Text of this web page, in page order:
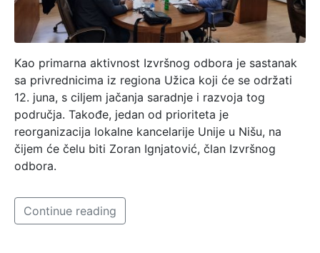
Kao primarna aktivnost Izvršnog odbora je sastanak
sa privrednicima iz regiona Užica koji će se održati
12. juna, s ciljem jačanja saradnje i razvoja tog
područja. Takođe, jedan od prioriteta je
reorganizacija lokalne kancelarije Unije u Nišu, na
čijem će čelu biti Zoran Ignjatović, član Izvršnog
odbora.
Continue reading